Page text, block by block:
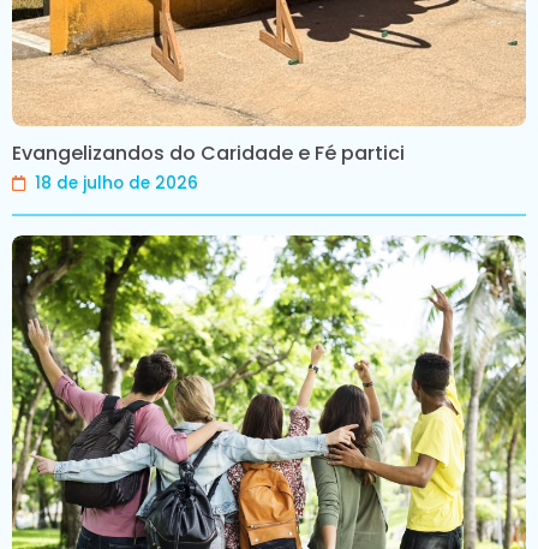
Evangelizandos do Caridade e Fé partici
18 de julho de 2026